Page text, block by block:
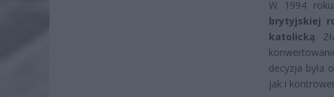
W 1994
brytyjskiej
katolicką.
decyzja była
jak i